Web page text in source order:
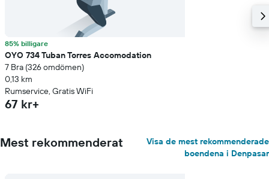
85% billigare
OYO 734 Tuban Torres Accomodation
7 Bra (326 omdömen)
0,13 km
Rumservice, Gratis WiFi
67 kr+
Mest rekommenderat
Visa de mest rekommenderade
boendena i Denpasar